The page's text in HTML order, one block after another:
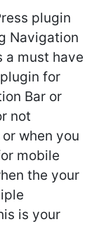
plugin
Navigation
a must have
for
Bar or
not
when you
mobile
the your
is your